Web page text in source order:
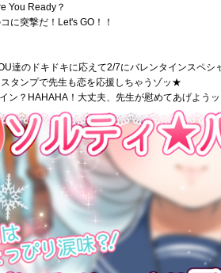
You Ready？
に突撃だ！Let's GO！！
達のドキドキに応えて2/7にバレンタインスペ
タンプで先生も恋を応援しちゃうゾッ★
ン？HAHAHA！大丈夫、先生が慰めてあげようッ